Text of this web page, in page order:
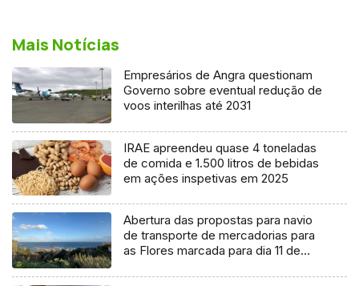
Mais Notícias
Empresários de Angra questionam
Governo sobre eventual redução de
voos interilhas até 2031
IRAE apreendeu quase 4 toneladas
de comida e 1.500 litros de bebidas
em ações inspetivas em 2025
Abertura das propostas para navio
de transporte de mercadorias para
as Flores marcada para dia 11 de